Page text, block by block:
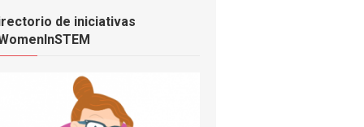
de iniciativas